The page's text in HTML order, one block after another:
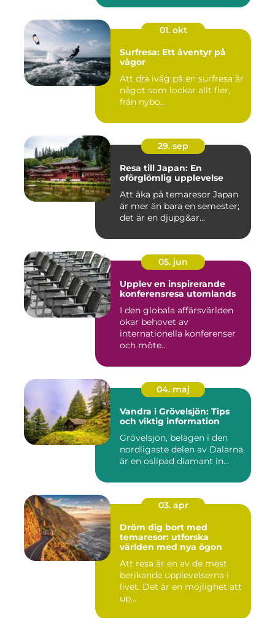
01. okt
Surfresa: Ett äventyr på
vågor
Att dra iväg på en surfresa är
något som lockar allt fler,
från nybö...
29. sep
Resa till Japan: En
oförglömlig upplevelse
Att åka på temaresor Japan
är mer än bara en semester;
det är en djupg&ar...
05. jun
Upplev en inspirerande
konferensresa utomlands
I den globala affärsvärlden
ökar behovet av
internationella konferenser
och möte...
04. maj
Vandra i Grövelsjön: Tips
och viktig information
Grövelsjön, belägen i den
nordligaste delen av Dalarna,
är en oslipad diamant in...
03. apr
Dröm dig bort med
temaresor: utforska
världen med nya ögon
Att resa är en av de mest
berikande upplevelserna i
livet. Det är en möjlighet att
up...